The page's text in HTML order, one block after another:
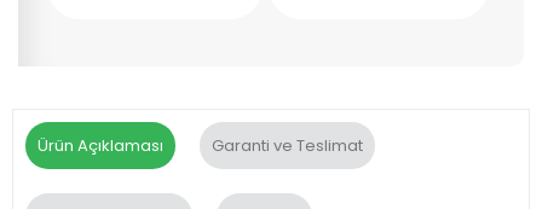
Ürün Açıklaması Garanti ve Teslimat